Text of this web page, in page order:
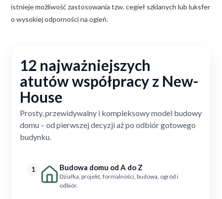
istnieje możliwość zastosowania tzw. cegieł szklanych lub luksfer
o wysokiej odporności na ogień.
12 najważniejszych
atutów współpracy z New-
House
Prosty, przewidywalny i kompleksowy model budowy
domu – od pierwszej decyzji aż po odbiór gotowego
budynku.
1 Budowa domu od A do Z
Działka, projekt, formalności, budowa, ogród i
odbiór.